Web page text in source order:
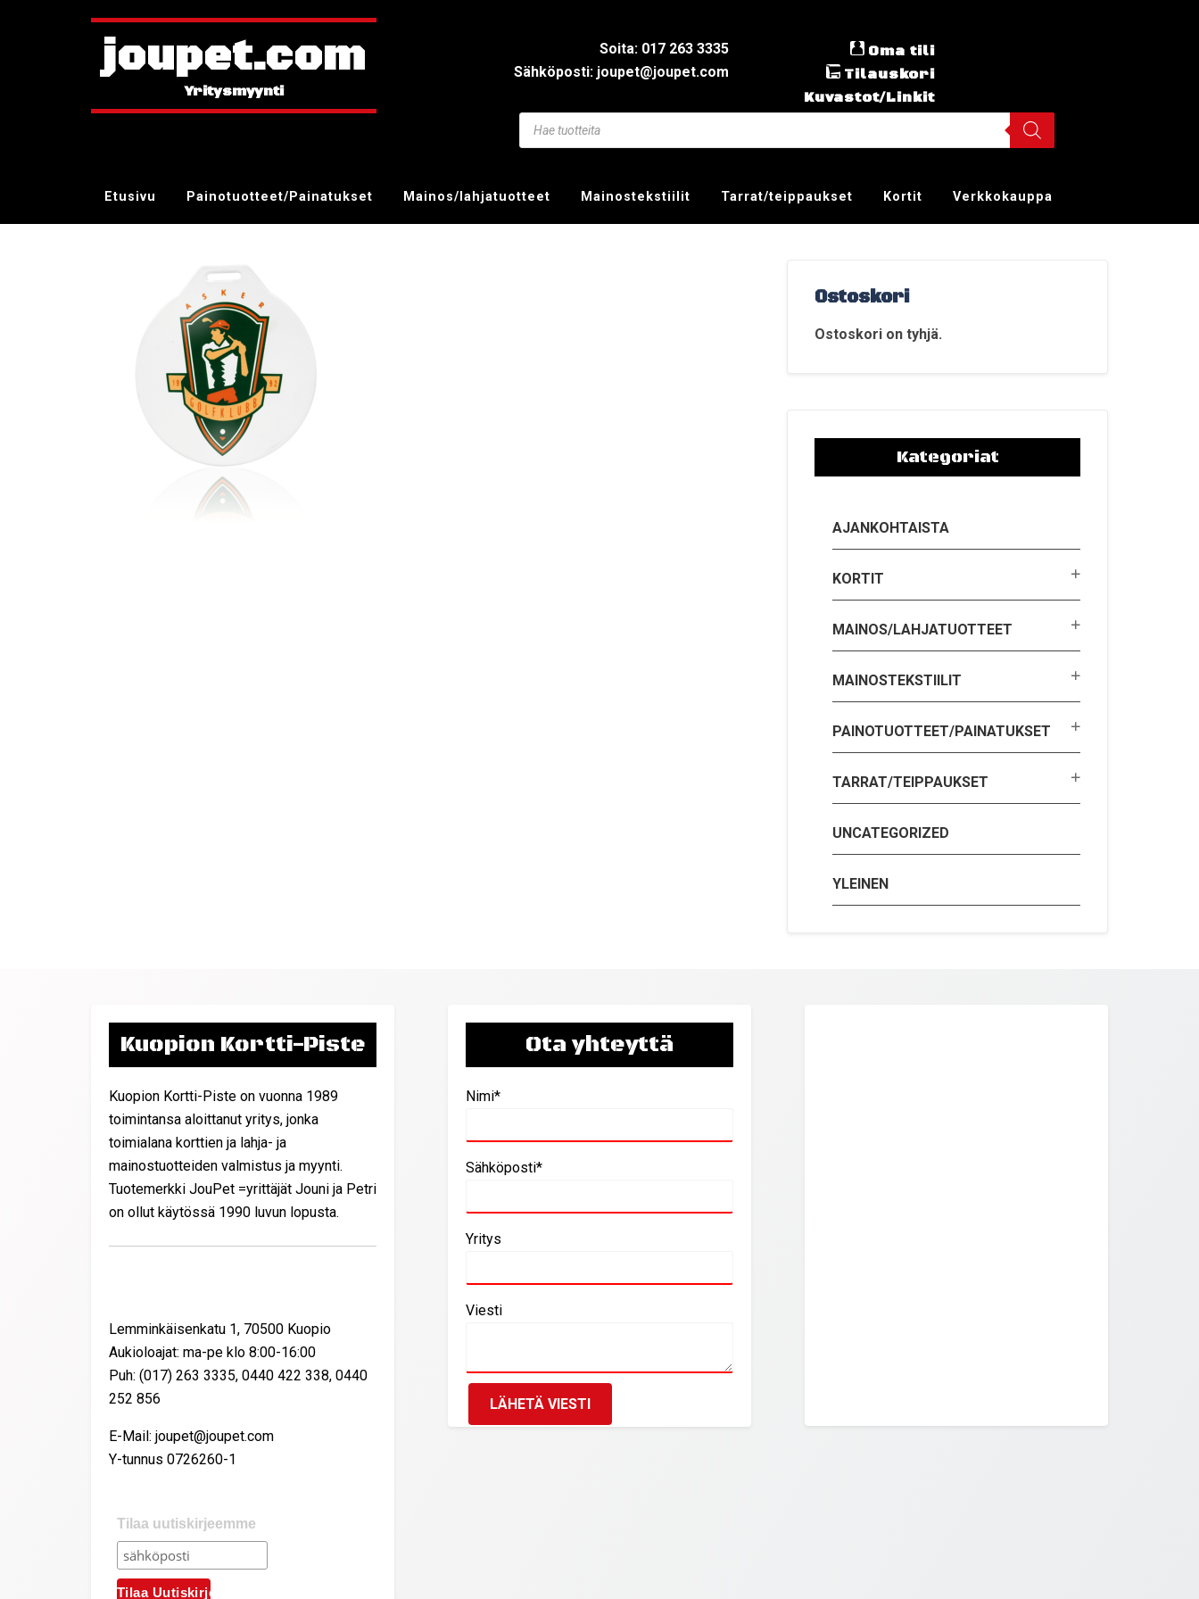
joupet.com
Soita: 017 263 3335
Sähköposti: joupet@joupet.com
Oma tili
Tilauskori
Kuvastot/Linkit
Etusivu Painotuotteet/Painatukset Mainos/lahjatuotteet Mainostekstiilit Tarrat/teippaukset Kortit Verkkokauppa
Ostoskori
Ostoskori on tyhjä.
Kategoriat
AJANKOHTAISTA
KORTIT
MAINOS/LAHJATUOTTEET
MAINOSTEKSTIILIT
PAINOTUOTTEET/PAINATUKSET
TARRAT/TEIPPAUKSET
UNCATEGORIZED
YLEINEN
Kuopion Kortti-Piste
Kuopion Kortti-Piste on vuonna 1989
toimintansa aloittanut yritys, jonka
toimialana korttien ja lahja- ja
mainostuotteiden valmistus ja myynti.
Tuotemerkki JouPet =yrittäjät Jouni ja Petri
on ollut käytössä 1990 luvun lopusta.
Lemminkäisenkatu 1, 70500 Kuopio
Aukioloajat: ma-pe klo 8:00-16:00
Puh: (017) 263 3335, 0440 422 338, 0440
252 856
E-Mail: joupet@joupet.com
Y-tunnus 0726260-1
Tilaa uutiskirjeemme
Ota yhteyttä
Nimi*
Sähköposti*
Yritys
Viesti